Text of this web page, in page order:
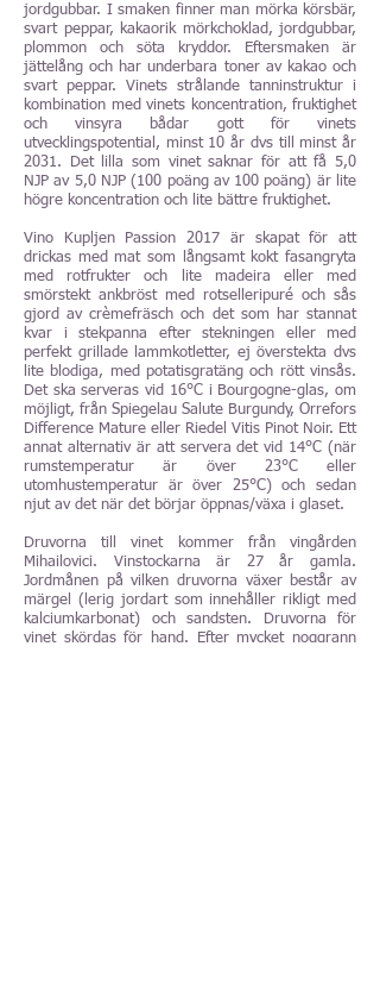
jordgubbar. I smaken finner man mörka körsbär,
svart peppar, kakaorik mörkchoklad, jordgubbar,
plommon och söta kryddor. Eftersmaken är
jättelång och har underbara toner av kakao och
svart peppar. Vinets strålande tanninstruktur i
kombination med vinets koncentration, fruktighet
och vinsyra bådar gott för vinets
utvecklingspotential, minst 10 år dvs till minst år
2031. Det lilla som vinet saknar för att få 5,0
NJP av 5,0 NJP (100 poäng av 100 poäng) är lite
högre koncentration och lite bättre fruktighet.
Vino Kupljen Passion 2017 är skapat för att
drickas med mat som långsamt kokt fasangryta
med rotfrukter och lite madeira eller med
smörstekt ankbröst med rotselleripuré och sås
gjord av crèmefräsch och det som har stannat
kvar i stekpanna efter stekningen eller med
perfekt grillade lammkotletter, ej överstekta dvs
lite blodiga, med potatisgratäng och rött vinsås.
Det ska serveras vid 16°C i Bourgogne-glas, om
möjligt, från Spiegelau Salute Burgundy, Orrefors
Difference Mature eller Riedel Vitis Pinot Noir. Ett
annat alternativ är att servera det vid 14°C (när
rumstemperatur är över 23°C eller
utomhustemperatur är över 25°C) och sedan
njut av det när det börjar öppnas/växa i glaset.
Druvorna till vinet kommer från vingården
Mihailovici. Vinstockarna är 27 år gamla.
Jordmånen på vilken druvorna växer består av
märgel (lerig jordart som innehåller rikligt med
kalciumkarbonat) och sandsten. Druvorna för
vinet skördas för hand. Efter mycket noggrann